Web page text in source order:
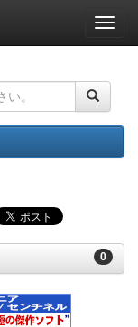
ナ
ビ
ー
ョ
ン
0